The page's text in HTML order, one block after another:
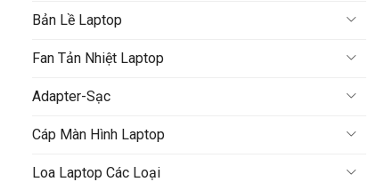
Bản Lề Laptop
Fan Tản Nhiệt Laptop
Adapter-Sạc
Cáp Màn Hình Laptop
Loa Laptop Các Loại